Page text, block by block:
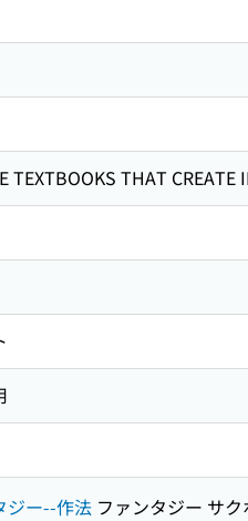
TEXTBOOKS THAT CREATE
ジー--作法 ファンタジー サク